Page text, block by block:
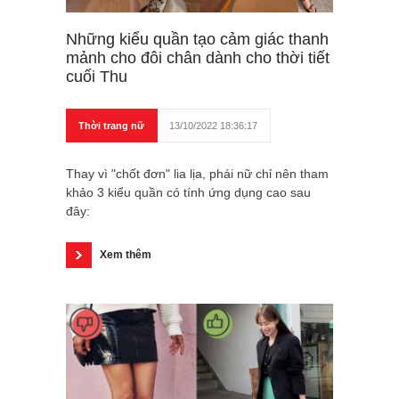
Những kiểu quần tạo cảm giác thanh
mảnh cho đôi chân dành cho thời tiết
cuối Thu
Thời trang nữ 13/10/2022 18:36:17
Thay vì "chốt đơn" lia lịa, phái nữ chỉ nên tham
khảo 3 kiểu quần có tính ứng dụng cao sau
đây:
Xem thêm